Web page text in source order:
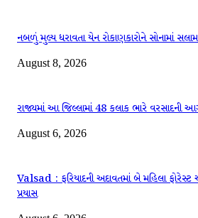
નબળું મુલ્ય ધરાવતા યેન રોકાણકારોને સોનામાં
August 8, 2026
રાજ્યમાં આ જિલ્લામાં 48 કલાક ભારે વરસાદની
August 6, 2026
Valsad : ફરિયાદની અદાવતમાં બે મહિલા ફોરેસ્ટ
પ્રયાસ